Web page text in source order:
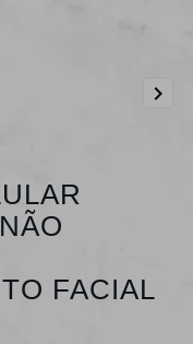

FACIAL